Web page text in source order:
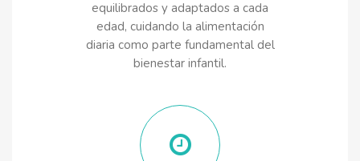
equilibrados y adaptados a cada
edad, cuidando la alimentación
diaria como parte fundamental del
bienestar infantil.